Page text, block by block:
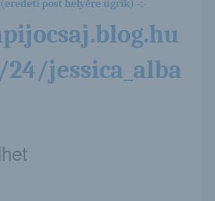
post helyére ugrik) -:-
jessica_alba